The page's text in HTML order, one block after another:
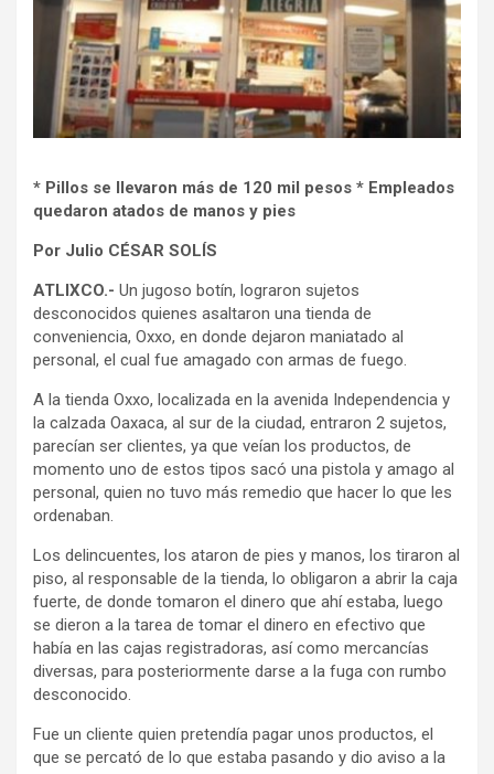
* Pillos se llevaron más de 120 mil pesos * Empleados
quedaron atados de manos y pies
Por Julio CÉSAR SOLÍS
ATLIXCO.- Un jugoso botín, lograron sujetos
desconocidos quienes asaltaron una tienda de
conveniencia, Oxxo, en donde dejaron maniatado al
personal, el cual fue amagado con armas de fuego.
A la tienda Oxxo, localizada en la avenida Independencia y
la calzada Oaxaca, al sur de la ciudad, entraron 2 sujetos,
parecían ser clientes, ya que veían los productos, de
momento uno de estos tipos sacó una pistola y amago al
personal, quien no tuvo más remedio que hacer lo que les
ordenaban.
Los delincuentes, los ataron de pies y manos, los tiraron al
piso, al responsable de la tienda, lo obligaron a abrir la caja
fuerte, de donde tomaron el dinero que ahí estaba, luego
se dieron a la tarea de tomar el dinero en efectivo que
había en las cajas registradoras, así como mercancías
diversas, para posteriormente darse a la fuga con rumbo
desconocido.
Fue un cliente quien pretendía pagar unos productos, el
que se percató de lo que estaba pasando y dio aviso a la